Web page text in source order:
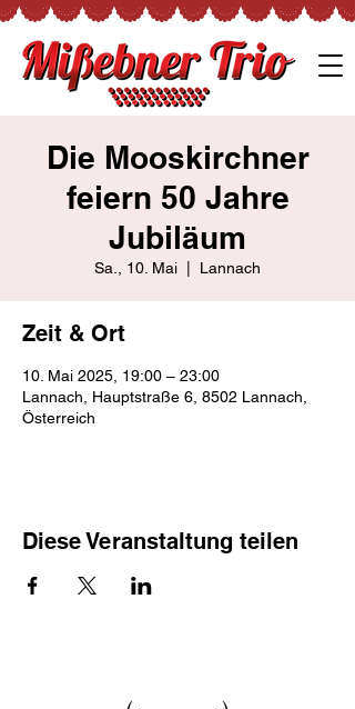
Die Mooskirchner
feiern 50 Jahre
Jubiläum
Sa., 10. Mai Lannach
Zeit & Ort
10. Mai 2025, 19:00 – 23:00
Lannach, Hauptstraße 6, 8502 Lannach,
Österreich
Diese Veranstaltung teilen